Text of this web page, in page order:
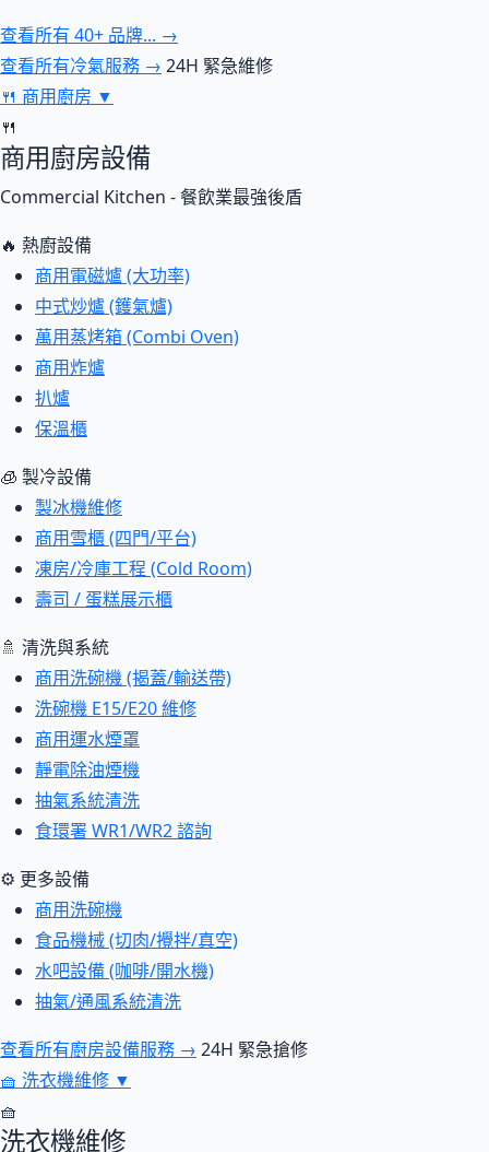
查看所有 40+ 品牌... →
查看所有冷氣服務 → 24H 緊急維修
🍴 商用廚房 ▼
🍴
商用廚房設備
Commercial Kitchen - 餐飲業最強後盾
🔥 熱廚設備
商用電磁爐 (大功率)
中式炒爐 (鑊氣爐)
萬用蒸烤箱 (Combi Oven)
商用炸爐
扒爐
保溫櫃
🧊 製冷設備
製冰機維修
商用雪櫃 (四門/平台)
凍房/冷庫工程 (Cold Room)
壽司 / 蛋糕展示櫃
🚿 清洗與系統
商用洗碗機 (揭蓋/輸送帶)
洗碗機 E15/E20 維修
商用運水煙罩
靜電除油煙機
抽氣系統清洗
食環署 WR1/WR2 諮詢
⚙ 更多設備
商用洗碗機
食品機械 (切肉/攪拌/真空)
水吧設備 (咖啡/開水機)
抽氣/通風系統清洗
查看所有廚房設備服務 → 24H 緊急搶修
🧺 洗衣機維修 ▼
🧺
洗衣機維修